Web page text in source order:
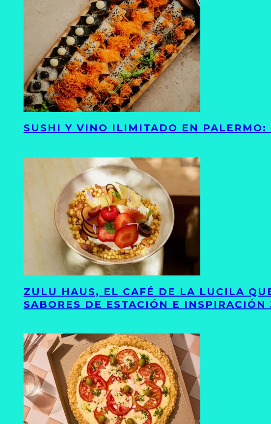
SUSHI Y VINO ILIMITADO EN
ZULU HAUS, EL CAFÉ DE LA LUCILA
SABORES DE ESTACIÓN E INSPIRACIÓN